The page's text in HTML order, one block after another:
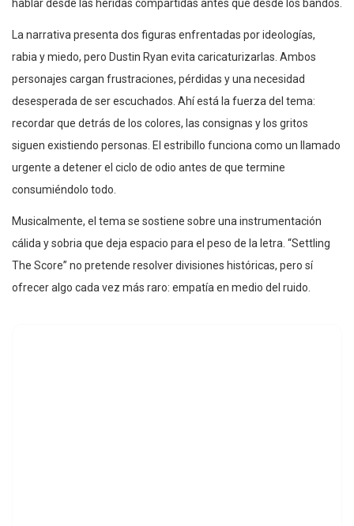
hablar desde las heridas compartidas antes que desde los bandos.
La narrativa presenta dos figuras enfrentadas por ideologías,
rabia y miedo, pero Dustin Ryan evita caricaturizarlas. Ambos
personajes cargan frustraciones, pérdidas y una necesidad
desesperada de ser escuchados. Ahí está la fuerza del tema:
recordar que detrás de los colores, las consignas y los gritos
siguen existiendo personas. El estribillo funciona como un llamado
urgente a detener el ciclo de odio antes de que termine
consumiéndolo todo.
Musicalmente, el tema se sostiene sobre una instrumentación
cálida y sobria que deja espacio para el peso de la letra. “Settling
The Score” no pretende resolver divisiones históricas, pero sí
ofrecer algo cada vez más raro: empatía en medio del ruido.